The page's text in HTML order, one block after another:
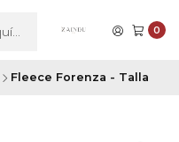
0
Fleece Forenza - Talla